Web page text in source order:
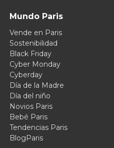
Mundo Paris
Vende en Paris
Sostenibilidad
Black Friday
Cyber Monday
Cyberday
Día de la Madre
Día del niño
Novios Paris
Bebé Paris
Tendencias Paris
BlogParis